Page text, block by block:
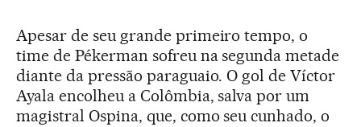
Apesar de seu grande primeiro tempo, o
time de Pékerman sofreu na segunda metade
diante da pressão paraguaio. O gol de Víctor
Ayala encolheu a Colômbia, salva por um
magistral Ospina, que, como seu cunhado, o